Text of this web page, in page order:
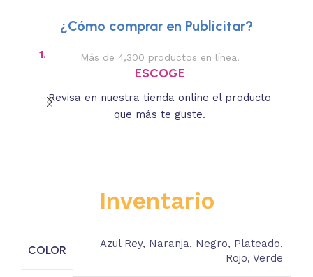
¿Cómo comprar en Publicitar?
1. Más de 4,300 productos en línea.
ESCOGE
Revisa en nuestra tienda online el producto
que más te guste.
Inventario
COLOR
Azul Rey, Naranja, Negro, Plateado,
Rojo,Verde